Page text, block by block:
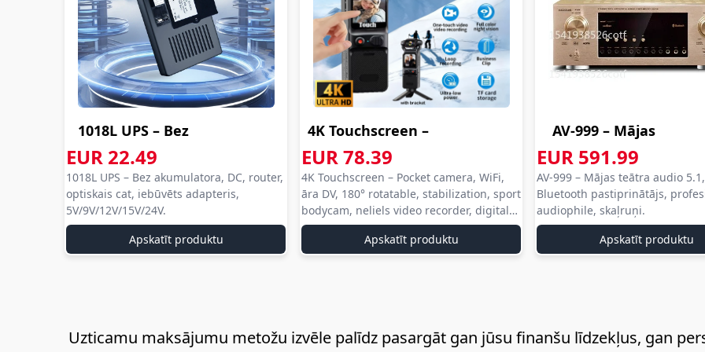
un ērta
ikvienam
pircējam.
1018L UPS – Bez
akumulatora, D...
aliexpress com
aliexpress
EUR 22.49
aliexpress
com
aliexpress
1018L UPS – Bez akumulatora, DC, router,
optiskais cat, iebūvēts adapteris,
5V/9V/12V/15V/24V.
Apskatīt produktu
4K Touchscreen –
Pocket camera...
aliexpress com
aliexpress
EUR 78.39
aliexpress
com
aliexpress
4K Touchscreen – Pocket camera, WiFi,
āra DV, 180° rotatable, stabilization, sport
bodycam, neliels video recorder, digital
vlog cam.
Apskatīt produktu
AV-999 – Mājas
teātra audio 5....
aliexpress com
aliexpress
EUR 591.99
aliexpress
com
aliexpress
AV-999 – Mājas teātra audio 5.1,
Bluetooth pastiprinātājs,
audiophile, skaļruņi.
Apskatīt produktu
Uzticamu maksājumu metožu izvēle palīdz pasargāt gan jūsu finanšu līdzekļus, gan